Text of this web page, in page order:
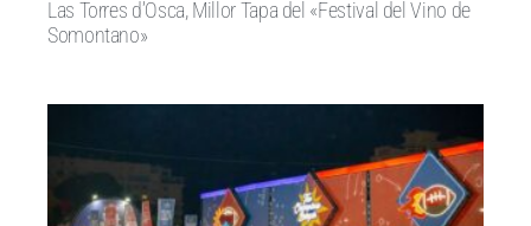
Las Torres d’Osca, Millor Tapa del «Festival del Vino de
Somontano»